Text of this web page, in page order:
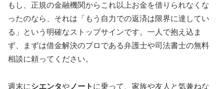
もし、正規の金融機関からこれ以上お金を借りられなくな
ったのなら、それは「もう自力での返済は限界に達してい
る」という明確なストップサインです。一人で抱え込ま
ず、まずは借金解決のプロである弁護士や司法書士の無料
相談に頼ってください。
週末にシエンタや ノート に乗って、家族や友人と気兼ねな